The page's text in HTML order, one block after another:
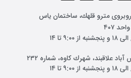
مترو قلهك، ساختمان ياس
۴۰۷
علاقبند، شهرك كاوه، شماره ٢٣٢